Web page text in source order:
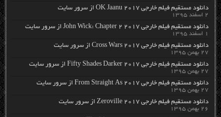
دانلود مستقیم فیلم خارجی OK Jaanu 2017 از سرور سایت
۲ اسفند ۱۳۹۵
دانلود مستقیم فیلم خارجی John Wick: Chapter 2 2017 از سرور سایت
۱ اسفند ۱۳۹۵
دانلود مستقیم فیلم خارجی Cross Wars 2017 از سرور سایت
۲۷ بهمن ۱۳۹۵
دانلود مستقیم فیلم خارجی Fifty Shades Darker 2017 از سرور سایت
۲۷ بهمن ۱۳۹۵
دانلود مستقیم فیلم خارجی From Straight As 2017 از سرور سایت
۲۷ بهمن ۱۳۹۵
دانلود مستقیم فیلم خارجی Zeroville 2017 از سرور سایت
۲۶ بهمن ۱۳۹۵